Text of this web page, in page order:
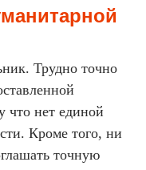
Трудно точно
что нет единой
Кроме того, ни
точную